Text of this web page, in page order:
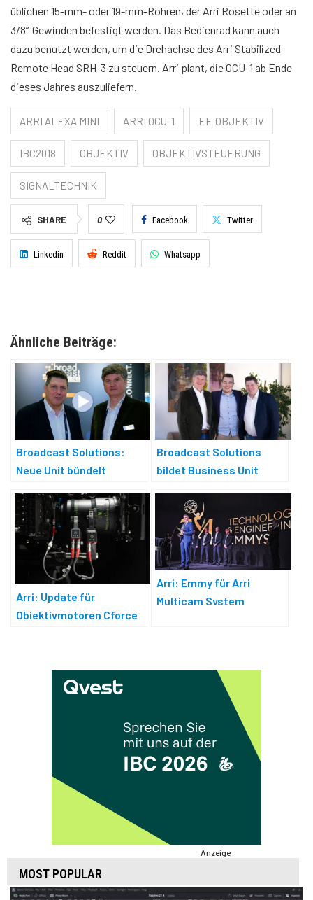
üblichen 15-mm- oder 19-mm-Rohren, der Arri Rosette oder an
3/8“-Gewinden befestigt werden. Das Bedienrad kann auch
dazu benutzt werden, um die Drehachse des Arri Stabilized
Remote Head SRH-3 zu steuern. Arri plant, die OCU-1 ab Ende
dieses Jahres auszuliefern.
ARRI ALEXA MINI ARRI OCU-1 EF-OBJEKTIV
IBC2018 OBJEKTIV OBJEKTIVSTEUERUNG
SIGNALTECHNIK
SHARE 0 Facebook Twitter
Linkedin Reddit Whatsapp
Ähnliche Beiträge:
Broadcast Solutions:
Neue Unit bündelt
Broadcast Solutions
bildet Business Unit
Connect«
Arri: Update für
Objektivmotoren Cforce
Arri: Emmy für Arri
Multicam System
Anzeige
MOST POPULAR